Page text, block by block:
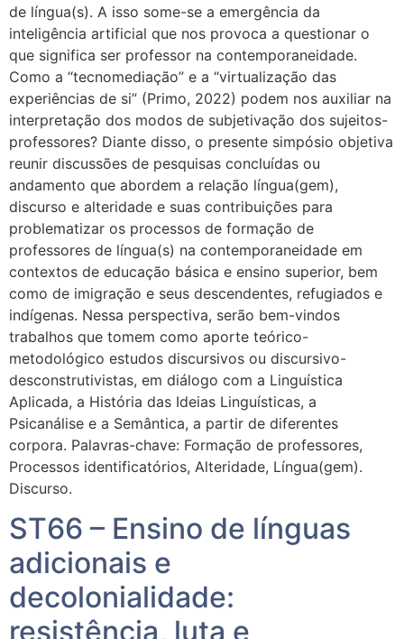
de língua(s). A isso some-se a emergência da
inteligência artificial que nos provoca a questionar o
que significa ser professor na contemporaneidade.
Como a “tecnomediação” e a “virtualização das
experiências de si” (Primo, 2022) podem nos auxiliar na
interpretação dos modos de subjetivação dos sujeitos-
professores? Diante disso, o presente simpósio objetiva
reunir discussões de pesquisas concluídas ou
andamento que abordem a relação língua(gem),
discurso e alteridade e suas contribuições para
problematizar os processos de formação de
professores de língua(s) na contemporaneidade em
contextos de educação básica e ensino superior, bem
como de imigração e seus descendentes, refugiados e
indígenas. Nessa perspectiva, serão bem-vindos
trabalhos que tomem como aporte teórico-
metodológico estudos discursivos ou discursivo-
desconstrutivistas, em diálogo com a Linguística
Aplicada, a História das Ideias Linguísticas, a
Psicanálise e a Semântica, a partir de diferentes
corpora. Palavras-chave: Formação de professores,
Processos identificatórios, Alteridade, Língua(gem).
Discurso.
ST66 – Ensino de línguas
adicionais e
decolonialidade:
resistência, luta e